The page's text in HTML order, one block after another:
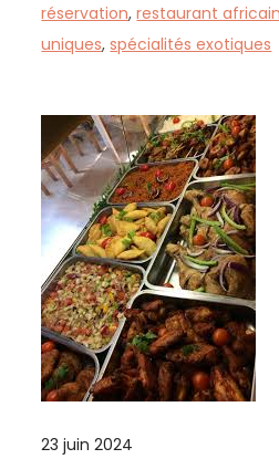
réservation,restaurant
uniques,spécialités exotiques
23 juin 2024